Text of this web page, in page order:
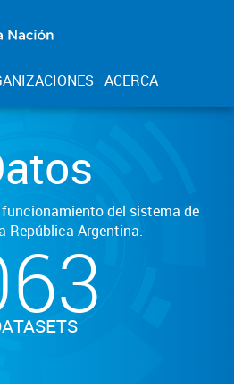
ACERCA
del sistema de
República Argentina.